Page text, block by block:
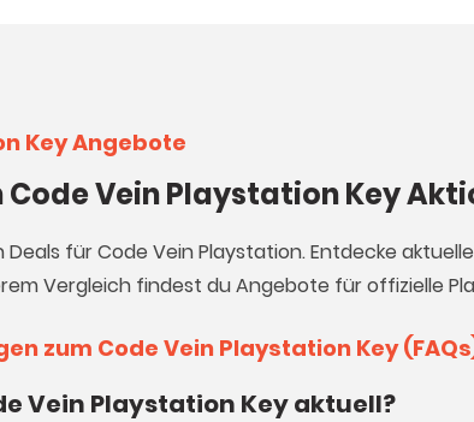
Key Angebote
Vein Playstation Key
für Code Vein Playstation. Entdecke
Vergleich findest du Angebote für offizielle
zum Code Vein Playstation Key
Vein Playstation Key aktuell?